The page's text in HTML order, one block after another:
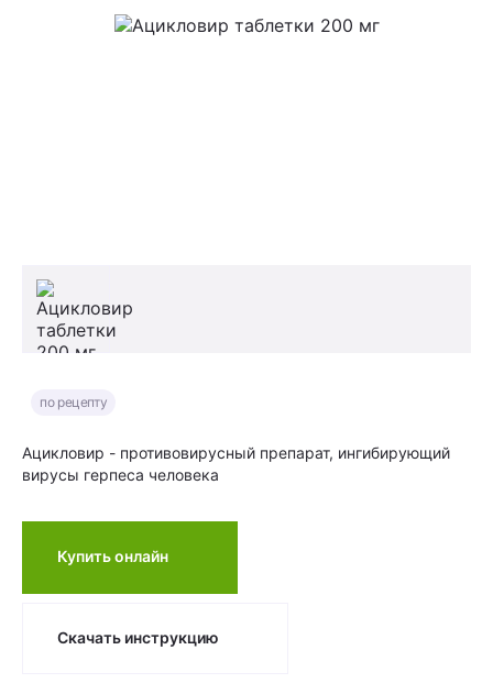
по рецепту
Ацикловир - противовирусный препарат, ингибирующий
вирусы герпеса человека
Купить онлайн
Скачать инструкцию